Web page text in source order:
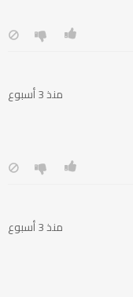
منذ 3 أسبوع
منذ 3 أسبوع